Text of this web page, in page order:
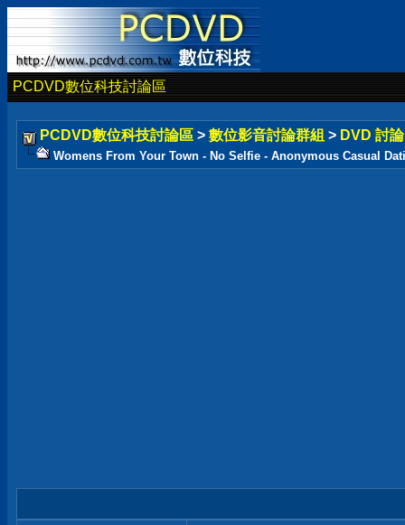
PCDVD數位科技討論區
PCDVD數位科技討論區 > 數位影音討論群組 > DVD 討
Womens From Your Town - No Selfie - Anonymous Casual